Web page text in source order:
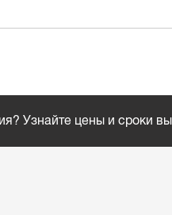
Узнайте цены и сроки